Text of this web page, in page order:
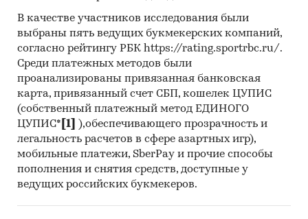
информации из различных источников,
проведение расчетов. Статистика и
аналитика
Прогноз ГидМаркет. Современные
статистические методы прогнозирования с
поправкой на мнение экспертов.
Отчет отражает мнение авторов и не является
инвестиционной рекомендацией
Категории: Потребительские товары / ... /
Кисломолочные продукты / Простокваша
В качестве участников исследования были
выбраны пять ведущих букмекерских компаний,
согласно рейтингу РБК https://rating.sportrbc.ru/.
Среди платежных методов были
проанализированы привязанная банковская
карта, привязанный счет СБП, кошелек ЦУПИС
(собственный платежный метод ЕДИНОГО
ЦУПИС* [1]
),обеспечивающего прозрачность и
легальность расчетов в сфере азартных игр),
мобильные платежи, SberPay и прочие способы
пополнения и снятия средств, доступные у
ведущих российских букмекеров.